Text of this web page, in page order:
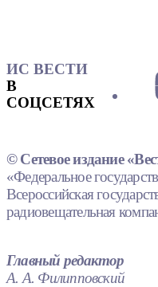
ИС ВЕСТИ
В
СОЦСЕТЯХ
© Сетевое издание
«Федеральное
Всероссийская
радиовещательная
Главный редактор
А. А. Филипповский